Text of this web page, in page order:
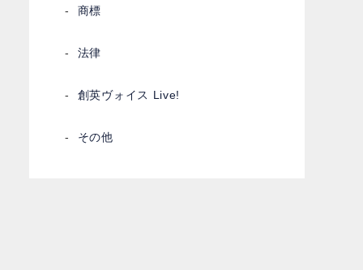
商標
法律
創英ヴォイス Live!
その他